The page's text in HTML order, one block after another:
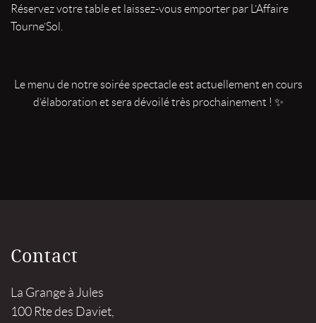
Réservez votre table et laissez-vous emporter par L’Affaire
Tourne’Sol.
Le menu de notre soirée spectacle est actuellement en cours
d’élaboration et sera dévoilé très prochainement ! ✨
Contact
La Grange à Jules
100 Rte des Daviet,